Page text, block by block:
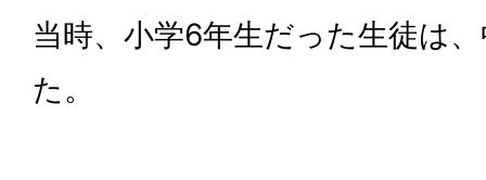
当時、小学6年生だった生徒は
た。